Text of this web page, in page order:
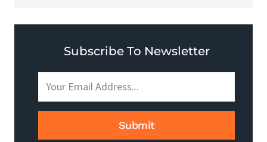
CO
JEST
I
JAK
UZYSKAĆ?
Subscribe To Newsletter
Submit